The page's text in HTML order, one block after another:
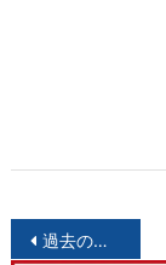
投過去の投稿